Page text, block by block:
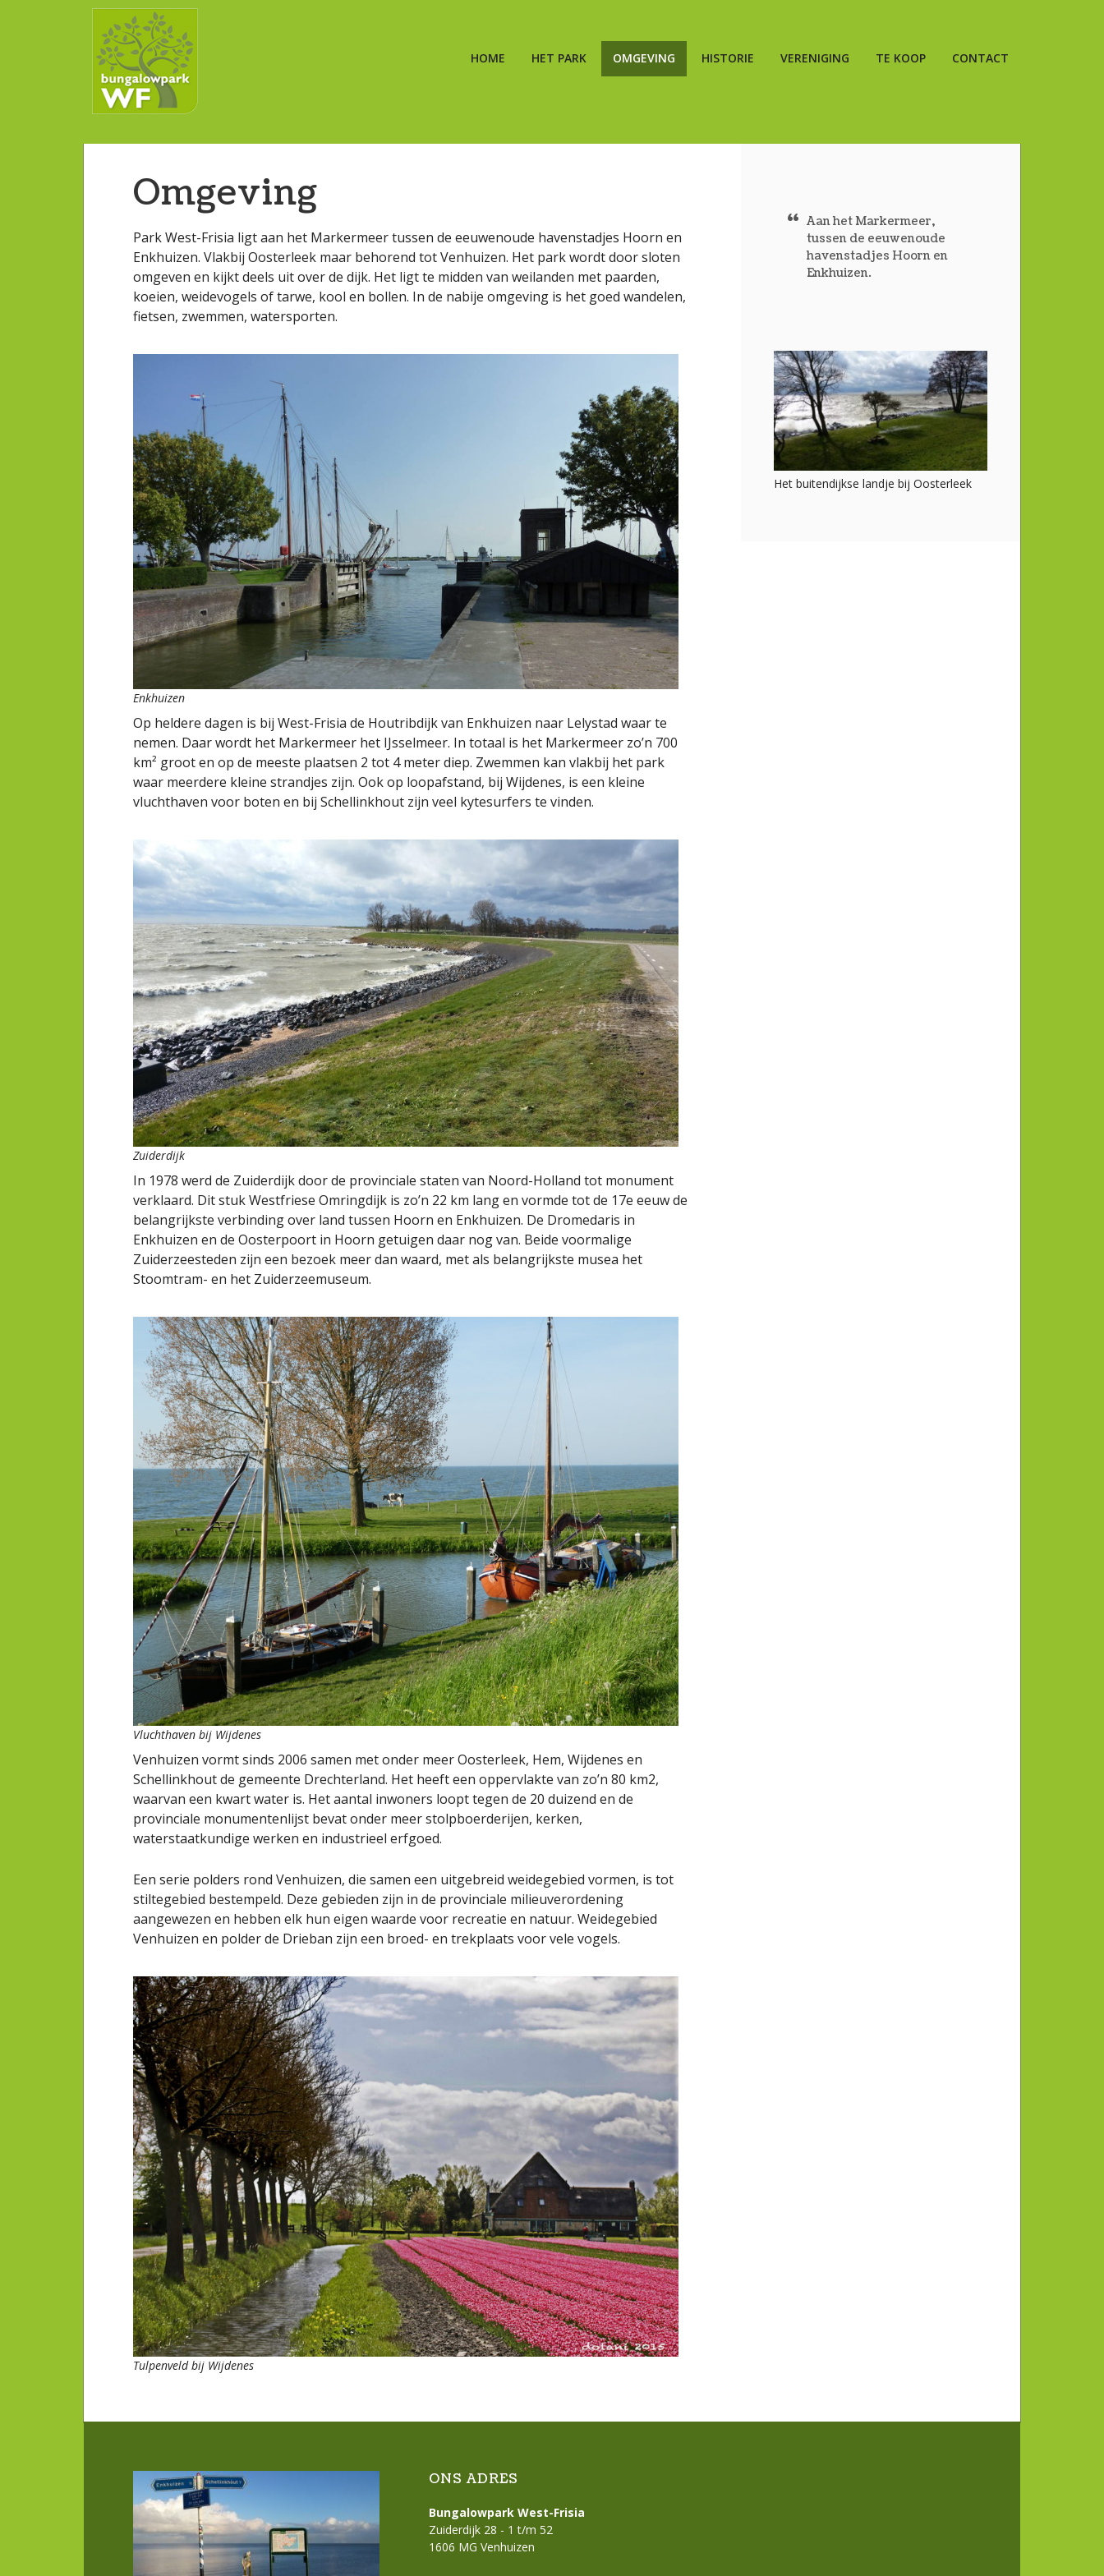
HOME HET PARK OMGEVING HISTORIE VERENIGING TE KOOP CONTACT
Omgeving
Park West-Frisia ligt aan het Markermeer tussen de eeuwenoude havenstadjes Hoorn en
Enkhuizen. Vlakbij Oosterleek maar behorend tot Venhuizen. Het park wordt door sloten
omgeven en kijkt deels uit over de dijk. Het ligt te midden van weilanden met paarden,
koeien, weidevogels of tarwe, kool en bollen. In de nabije omgeving is het goed wandelen,
fietsen, zwemmen, watersporten.
Enkhuizen
Op heldere dagen is bij West-Frisia de Houtribdijk van Enkhuizen naar Lelystad waar te
nemen. Daar wordt het Markermeer het IJsselmeer. In totaal is het Markermeer zo’n 700
km² groot en op de meeste plaatsen 2 tot 4 meter diep. Zwemmen kan vlakbij het park
waar meerdere kleine strandjes zijn. Ook op loopafstand, bij Wijdenes, is een kleine
vluchthaven voor boten en bij Schellinkhout zijn veel kytesurfers te vinden.
Zuiderdijk
In 1978 werd de Zuiderdijk door de provinciale staten van Noord-Holland tot monument
verklaard. Dit stuk Westfriese Omringdijk is zo’n 22 km lang en vormde tot de 17e eeuw de
belangrijkste verbinding over land tussen Hoorn en Enkhuizen. De Dromedaris in
Enkhuizen en de Oosterpoort in Hoorn getuigen daar nog van. Beide voormalige
Zuiderzeesteden zijn een bezoek meer dan waard, met als belangrijkste musea het
Stoomtram- en het Zuiderzeemuseum.
Vluchthaven bij Wijdenes
Venhuizen vormt sinds 2006 samen met onder meer Oosterleek, Hem, Wijdenes en
Schellinkhout de gemeente Drechterland. Het heeft een oppervlakte van zo’n 80 km2,
waarvan een kwart water is. Het aantal inwoners loopt tegen de 20 duizend en de
provinciale monumentenlijst bevat onder meer stolpboerderijen, kerken,
waterstaatkundige werken en industrieel erfgoed.
Een serie polders rond Venhuizen, die samen een uitgebreid weidegebied vormen, is tot
stiltegebied bestempeld. Deze gebieden zijn in de provinciale milieuverordening
aangewezen en hebben elk hun eigen waarde voor recreatie en natuur. Weidegebied
Venhuizen en polder de Drieban zijn een broed- en trekplaats voor vele vogels.
Tulpenveld bij Wijdenes
Aan het Markermeer,
tussen de eeuwenoude
havenstadjes Hoorn en
Enkhuizen.
Het buitendijkse landje bij Oosterleek
ONS ADRES
Bungalowpark West-Frisia
Zuiderdijk 28 - 1 t/m 52
1606 MG Venhuizen